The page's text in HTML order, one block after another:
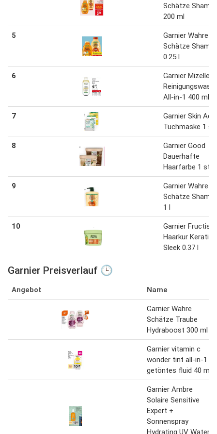
Schätze
200 ml
5
Garnier Wahre
Schätze
0.25 l
6
Garnier Mizellen
All-in-1 400 ml
7
Garnier Skin
Tuchmaske 1
8
Garnier Good
Dauerhafte
Haarfarbe 1 stk.
9
Garnier Wahre
Schätze
1 l
10
Garnier Fructis
Haarkur Keratin
Sleek 0.37 l
Garnier Preisverlauf 🕒
Angebot Name
Garnier Wahre
Schätze Traube
Hydraboost 300 ml
Garnier vitamin c
wonder tint all-in-1
getöntes fluid 40 ml
Garnier Ambre
Solaire Sensitive
Expert +
Sonnenspray
Hydrating UV Water